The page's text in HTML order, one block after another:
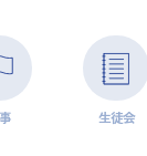
生徒会